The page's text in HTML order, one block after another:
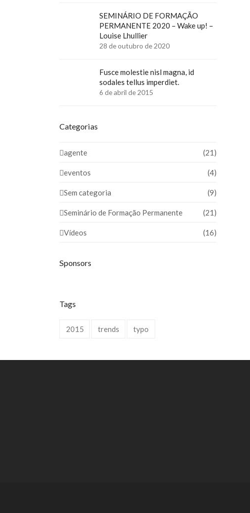
SEMINÁRIO DE FORMAÇÃO
PERMANENTE 2020 – Wake up! –
Louise Lhullier
28 de outubro de 2020
Fusce molestie nisl magna, id
sodales tellus imperdiet.
6 de abril de 2015
Categorias
agente (21)
eventos (4)
Sem categoria (9)
Seminário de Formação Permanente (21)
Vídeos (16)
Sponsors
Tags
2015 trends typo